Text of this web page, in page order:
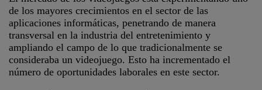
de los mayores crecimientos en el sector de las
aplicaciones informáticas, penetrando de manera
transversal en la industria del entretenimiento y
ampliando el campo de lo que tradicionalmente se
consideraba un videojuego. Esto ha incrementado el
número de oportunidades laborales en este sector.